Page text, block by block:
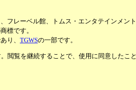
フレーベル館、トムス・エンタテインメン
標です。
り、 TGWSの一部です。
閲覧を継続することで、使用に同意したこと